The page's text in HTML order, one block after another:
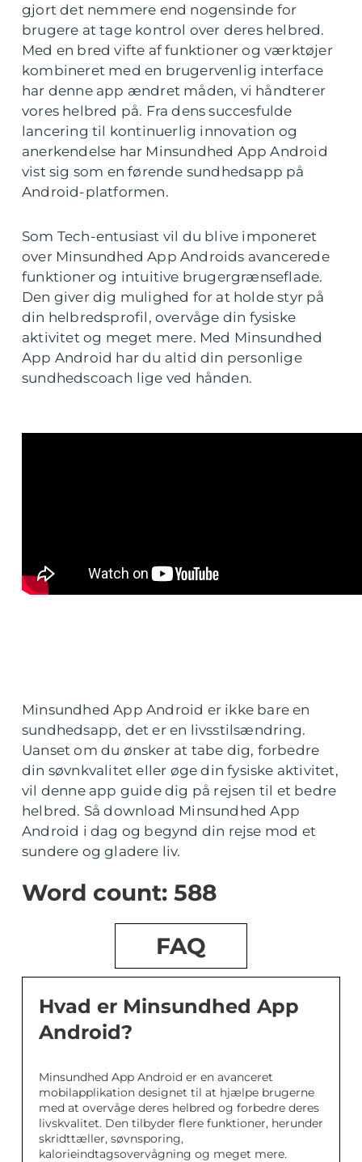
gjort det nemmere end nogensinde for
brugere at tage kontrol over deres helbred.
Med en bred vifte af funktioner og værktøjer
kombineret med en brugervenlig interface
har denne app ændret måden, vi håndterer
vores helbred på. Fra dens succesfulde
lancering til kontinuerlig innovation og
anerkendelse har Minsundhed App Android
vist sig som en førende sundhedsapp på
Android-platformen.
Som Tech-entusiast vil du blive imponeret
over Minsundhed App Androids avancerede
funktioner og intuitive brugergrænseflade.
Den giver dig mulighed for at holde styr på
din helbredsprofil, overvåge din fysiske
aktivitet og meget mere. Med Minsundhed
App Android har du altid din personlige
sundhedscoach lige ved hånden.
Minsundhed App Android er ikke bare en
sundhedsapp, det er en livsstilsændring.
Uanset om du ønsker at tabe dig, forbedre
din søvnkvalitet eller øge din fysiske aktivitet,
vil denne app guide dig på rejsen til et bedre
helbred. Så download Minsundhed App
Android i dag og begynd din rejse mod et
sundere og gladere liv.
Word count: 588
FAQ
Hvad er Minsundhed App
Android?
Minsundhed App Android er en avanceret
mobilapplikation designet til at hjælpe brugerne
med at overvåge deres helbred og forbedre deres
livskvalitet. Den tilbyder flere funktioner, herunder
skridttæller, søvnsporing,
kalorieindtagsovervågning og meget mere.